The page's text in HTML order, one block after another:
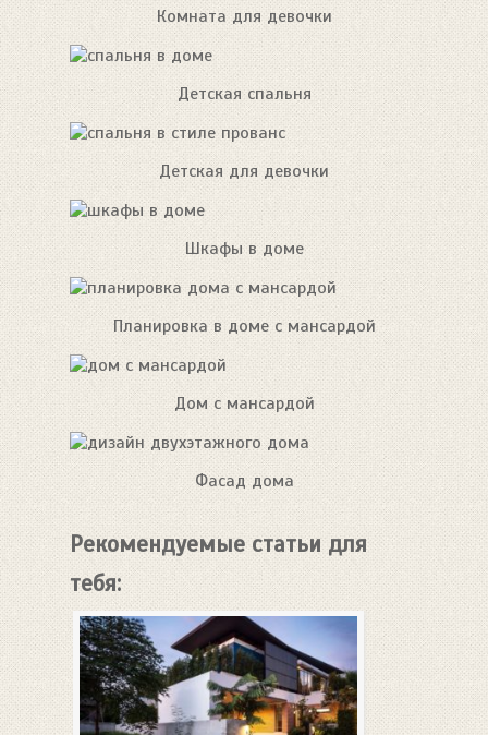
Комната для девочки
Детская спальня
Детская для девочки
Шкафы в доме
Планировка в доме с мансардой
Дом с мансардой
Фасад дома
Рекомендуемые статьи для
тебя: